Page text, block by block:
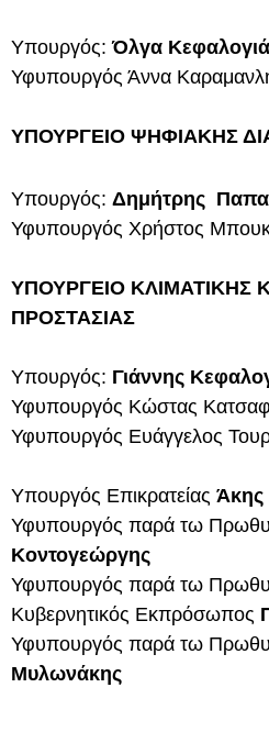
Υπουργός:Όλγα
Υφυπουργός Άννα
ΥΠΟΥΡΓΕΙΟ ΨΗΦΙΑΚΗΣ
Υπουργός: Δημήτρης
Υφυπουργός Χρήστος
ΥΠΟΥΡΓΕΙΟ ΚΛΙΜΑΤΙΚΗΣ
ΠΡΟΣΤΑΣΙΑΣ
Υπουργός: Γιάννης
Υφυπουργός Κώστας
Υφυπουργός Ευάγγελος
Υπουργός Επικρατείας Άκης
Υφυπουργός παρά τω
Κοντογεώργης
Υφυπουργός παρά τω
Κυβερνητικός Εκπρόσωπος
Υφυπουργός παρά τω
Μυλωνάκης